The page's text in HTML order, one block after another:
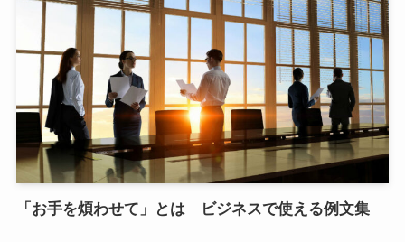
「お手を煩わせて」とは ビジネスで使える例文集